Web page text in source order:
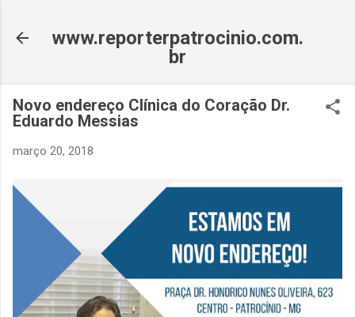
www.reporterpatrocinio.com.
br
Novo endereço Clínica do Coração Dr.
Eduardo Messias
março 20, 2018